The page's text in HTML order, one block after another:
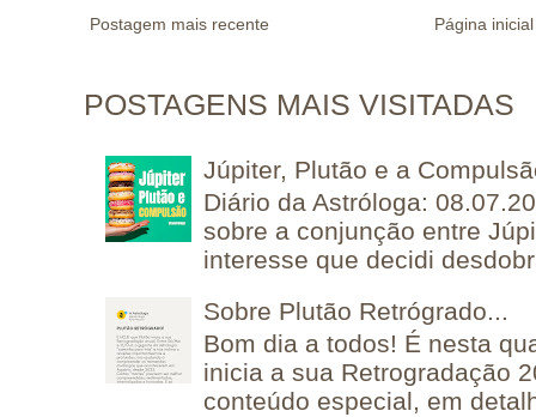
Postagem mais recente Página inicial
POSTAGENS MAIS VISITADAS
Júpiter, Plutão e a
Diário da Astróloga:
sobre a conjunção entre
interesse que decidi
Sobre Plutão Retrógrado...
Bom dia a todos! É nesta
inicia a sua Retrogradação
conteúdo especial, em